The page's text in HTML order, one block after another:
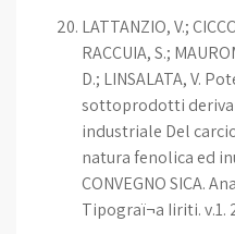
LATTANZIO, V.;
RACCUIA, S.;
D.; LINSALATA, V.
sottoprodotti
industriale Del
natura fenolica ed
CONVEGNO SICA.
Tipograï¬a Iiriti. v.1.